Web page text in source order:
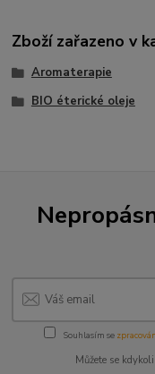
Zboží zařazeno v
Aromaterapie
BIO éterické oleje
Souhlasím se
Můžete se